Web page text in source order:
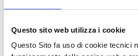
Questo sito web utilizza i cookie
Questo Sito fa uso di cookie tecnici